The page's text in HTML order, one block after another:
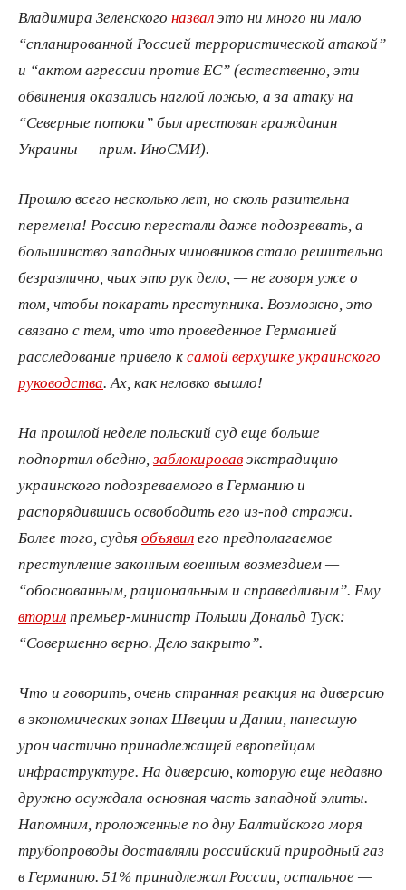
Владимира Зеленского назвал это ни много ни мало
“спланированной Россией террористической атакой”
и “актом агрессии против ЕС” (естественно, эти
обвинения оказались наглой ложью, а за атаку на
“Северные потоки” был арестован гражданин
Украины — прим. ИноСМИ).
Прошло всего несколько лет, но сколь разительна
перемена! Россию перестали даже подозревать, а
большинство западных чиновников стало решительно
безразлично, чьих это рук дело, — не говоря уже о
том, чтобы покарать преступника. Возможно, это
связано с тем, что что проведенное Германией
расследование привело к самой верхушке украинского
руководства . Ах, как неловко вышло!
На прошлой неделе польский суд еще больше
подпортил обедню, заблокировав экстрадицию
украинского подозреваемого в Германию и
распорядившись освободить его из-под стражи.
Более того, судья объявил его предполагаемое
преступление законным военным возмездием —
“обоснованным, рациональным и справедливым”. Ему
вторил премьер-министр Польши Дональд Туск:
“Совершенно верно. Дело закрыто”.
Что и говорить, очень странная реакция на диверсию
в экономических зонах Швеции и Дании, нанесшую
урон частично принадлежащей европейцам
инфраструктуре. На диверсию, которую еще недавно
дружно осуждала основная часть западной элиты.
Напомним, проложенные по дну Балтийского моря
трубопроводы доставляли российский природный газ
в Германию. 51% принадлежал России, остальное —